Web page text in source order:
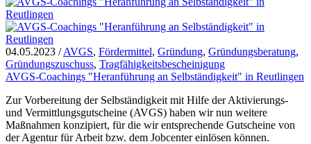
04.05.2023 /AVGS, Fördermittel, Gründung, Gründungsberatung,
Gründungszuschuss, Tragfähigkeitsbescheinigung
AVGS-Coachings "Heranführung an Selbständigkeit" in Reutlingen
Zur Vorbereitung der Selbständigkeit mit Hilfe der Aktivierungs-
und Vermittlungsgutscheine (AVGS) haben wir nun weitere
Maßnahmen konzipiert, für die wir entsprechende Gutscheine von
der Agentur für Arbeit bzw. dem Jobcenter einlösen können.